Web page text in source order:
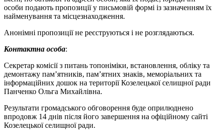
особи подають пропозиції у письмовій формі із зазначенням їх
найменування та місцезнаходження.
Анонімні пропозиції не реєструються і не розглядаються.
Контактна особа:
Секретар комісії з питань топоніміки, встановлення, обліку та
демонтажу пам’ятників, пам’ятних знаків, меморіальних та
інформаційних дошок на території Козелецької селищної ради
Панченко Ольга Михайлівна.
Результати громадського обговорення буде оприлюднено
впродовж 14 днів після його завершення на офіційному сайті
Козелецької селищної ради.